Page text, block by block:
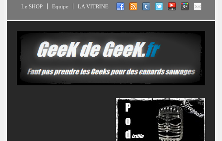
Le SHOP Equipe LA VITRINE